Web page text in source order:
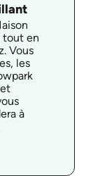
tout en
Vous
les
à